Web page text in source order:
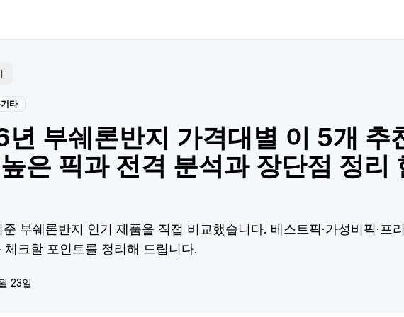
기타
부쉐론반지 가격대별 이 5개 추
은 픽과 전격 분석과 장단점 정리
부쉐론반지 인기 제품을 직접 비교했습니다. 베스트픽·가성비픽·프
체크할 포인트를 정리해 드립니다.
23일